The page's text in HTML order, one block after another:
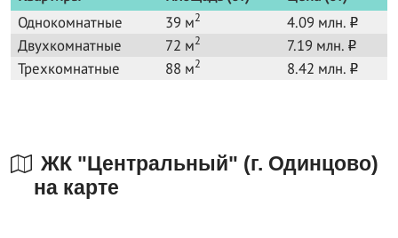
Однокомнатные
39 м2 4.09 млн. o
Двухкомнатные 72 м2 7.19 млн. o
Трехкомнатные 88 м2 8.42 млн. o
ЖК "Центральный" (г. Одинцово)
на карте